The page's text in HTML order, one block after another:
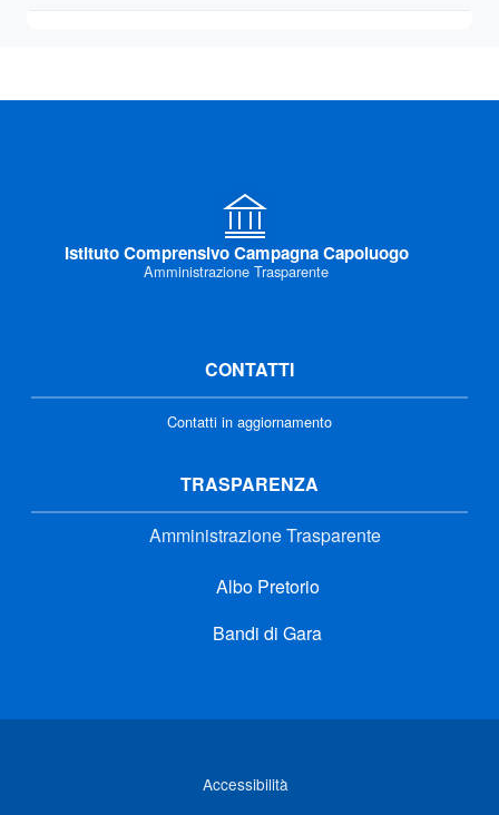
Istituto Comprensivo Campagna Capoluogo
Amministrazione Trasparente
CONTATTI
Contatti in aggiornamento
TRASPARENZA
Amministrazione Trasparente
Albo Pretorio
Bandi di Gara
Accessibilità